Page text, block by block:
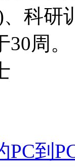
科研
于30
PC到